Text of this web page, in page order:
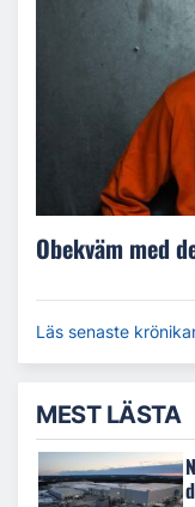
Obekväm med
Läs senaste
MEST LÄSTA